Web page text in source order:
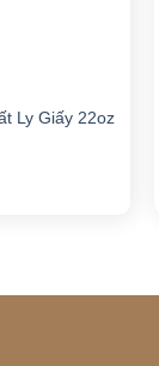
Ly Giấy 22oz